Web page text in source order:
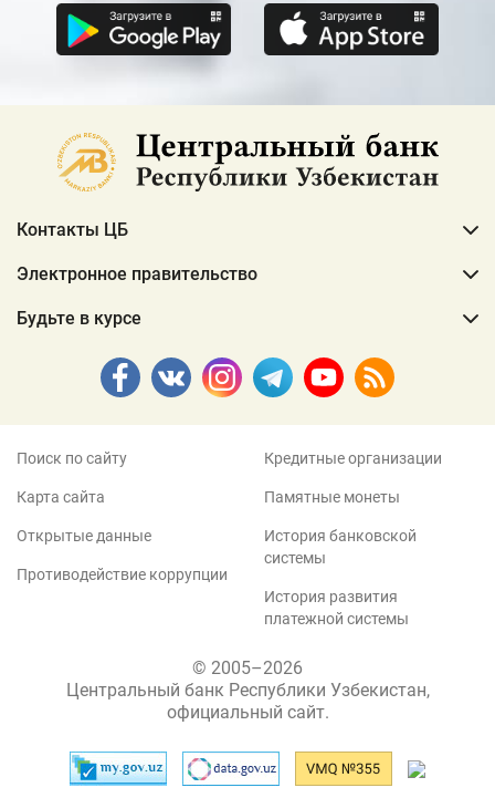
Контакты ЦБ
Электронное правительство
Будьте в курсе
Поиск по сайту
Карта сайта
Открытые данные
Противодействие коррупции
Кредитные организации
Памятные монеты
История банковской
системы
История развития
платежной системы
© 2005–2026
Центральный банк Республики Узбекистан,
официальный сайт.